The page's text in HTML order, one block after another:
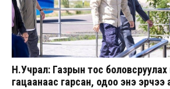
Н.Учрал: Газрын тос боловсруулах
гацаанаас гарсан, одоо энэ эрчээ